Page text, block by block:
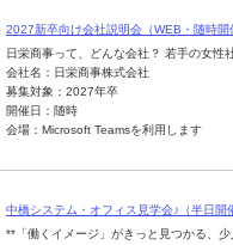
2027新卒向け会社説明会（WEB・随時開
日栄商事って、どんな会社？ 若手の女性
会社名：日栄商事株式会社
募集対象：2027年卒
開催日：随時
会場：Microsoft Teamsを利用します
中橋システム・オフィス見学会♪（半日開
**「働くイメージ」がきっと見つかる、